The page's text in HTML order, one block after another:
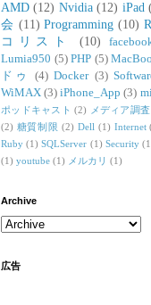
AMD (12) Nvidia (12) iPad
会 (11) Programming (10)
コリスト
(10)
Lumia950 (5) PHP (5)
ドゥ
(4) Docker (3)
WiMAX (3) iPhone_App (3)
ポッドキャスト (2) メディア調査
(2) 糖質制限 (2) Dell (1) Internet
Ruby (1) SQLServer (1) Security
(1) youtube (1) メルカリ (1)
Archive
広告